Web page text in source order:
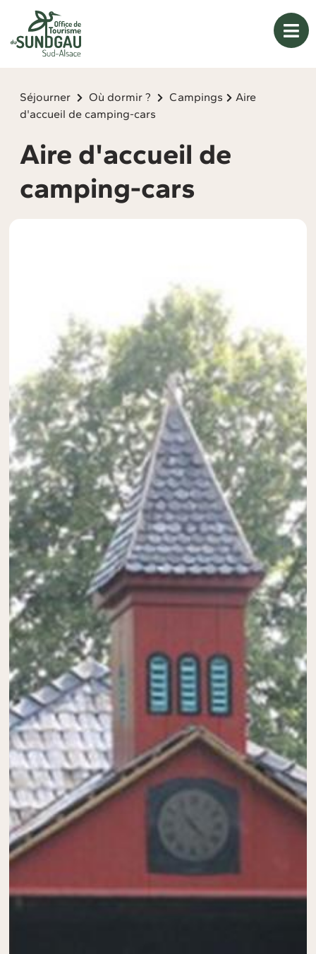
Séjourner Où dormir ? Campings
Aire
d'accueil de camping-cars
Aire d'accueil de
camping-cars
Panneau de gestion des cookies